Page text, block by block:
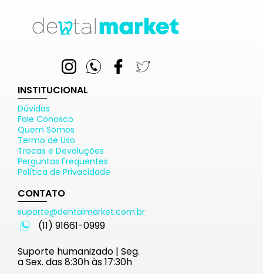
INSTITUCIONAL
Dúvidas
Fale Conosco
Quem Somos
Termo de Uso
Trocas e Devoluções
Perguntas Frequentes
Política de Privacidade
CONTATO
suporte@dentalmarket.com.br
(11) 91661-0999
Suporte humanizado | Seg.
a Sex. das 8:30h às 17:30h